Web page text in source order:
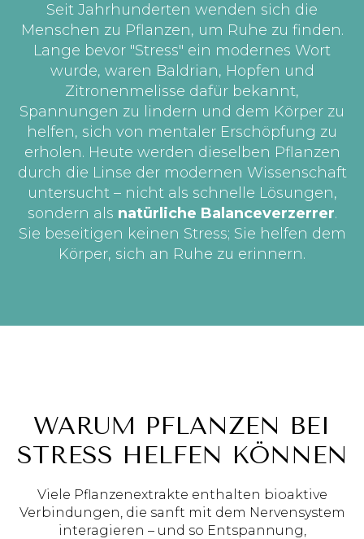
Seit Jahrhunderten wenden sich die
Menschen zu Pflanzen, um Ruhe zu finden.
Lange bevor "Stress" ein modernes Wort
wurde, waren Baldrian, Hopfen und
Zitronenmelisse dafür bekannt,
Spannungen zu lindern und dem Körper zu
helfen, sich von mentaler Erschöpfung zu
erholen. Heute werden dieselben Pflanzen
durch die Linse der modernen Wissenschaft
untersucht – nicht als schnelle Lösungen,
sondern als natürliche Balanceverzerrer.
Sie beseitigen keinen Stress; Sie helfen dem
Körper, sich an Ruhe zu erinnern.
WARUM PFLANZEN BEI
STRESS HELFEN KÖNNEN
Viele Pflanzenextrakte enthalten bioaktive
Verbindungen, die sanft mit dem Nervensystem
interagieren – und so Entspannung,